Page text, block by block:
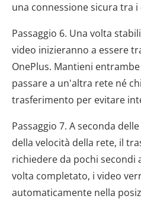
una connessione sicura tra
Passaggio 6. Una volta
video inizieranno a essere
OnePlus. Mantieni
passare a un'altra rete né
trasferimento per evitare
Passaggio 7. A seconda
della velocità della rete, il
richiedere da pochi secondi
volta completato, i video
automaticamente nella